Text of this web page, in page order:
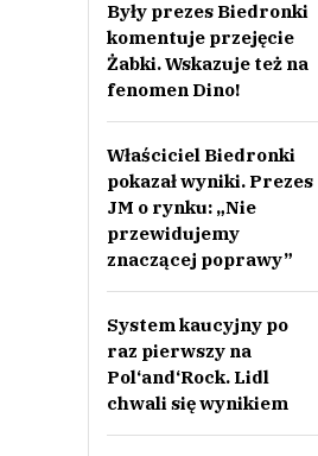
przekręt na karcie PGG
Czytaj całość
jojo
0
07.12.2020 /
This comment was minimized by the
Panie Bujara - Pan ma pracodawców za
rozwiązania?
Były prezes Biedronki
komentuje przejęcie
Żabki. Wskazuje też na
fenomen Dino!
Właściciel Biedronki
pokazał wyniki. Prezes
JM o rynku: „Nie
przewidujemy
znaczącej poprawy”
System kaucyjny po
raz pierwszy na
Pol‘and‘Rock. Lidl
chwali się wynikiem